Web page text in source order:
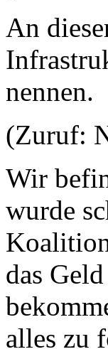
An
nennen.
(Zuruf:
Wir
wurde
das
alles zu